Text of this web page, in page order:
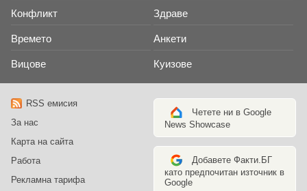
Конфликт Здраве
Времето Анкети
Вицове Куизове
RSS емисия
За нас
Карта на сайта
Работа
Рекламна тарифа
Четете ни в Google
News Showcase
Добавете Факти.БГ
като предпочитан източник в
Google